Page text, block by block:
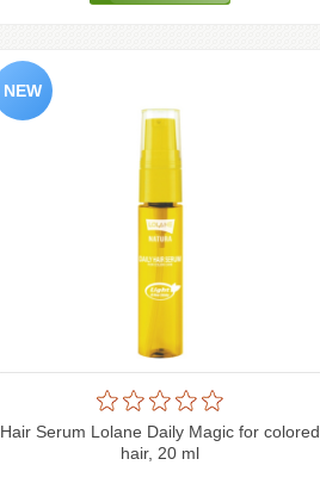
Hair Serum Lolane Daily Magic for colored
hair, 20 ml